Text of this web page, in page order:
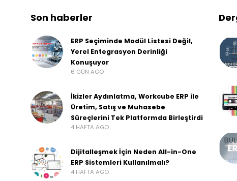
Son haberler
ERP Seçiminde Modül Listesi Değil,
Yerel Entegrasyon Derinliği
Konuşuyor
6 GÜN AGO
İkizler Aydınlatma, Workcube ERP ile
Üretim, Satış ve Muhasebe
Süreçlerini Tek Platformda Birleştirdi
4 HAFTA AGO
Dijitalleşmek İçin Neden All-in-One
ERP Sistemleri Kullanılmalı?
4 HAFTA AGO